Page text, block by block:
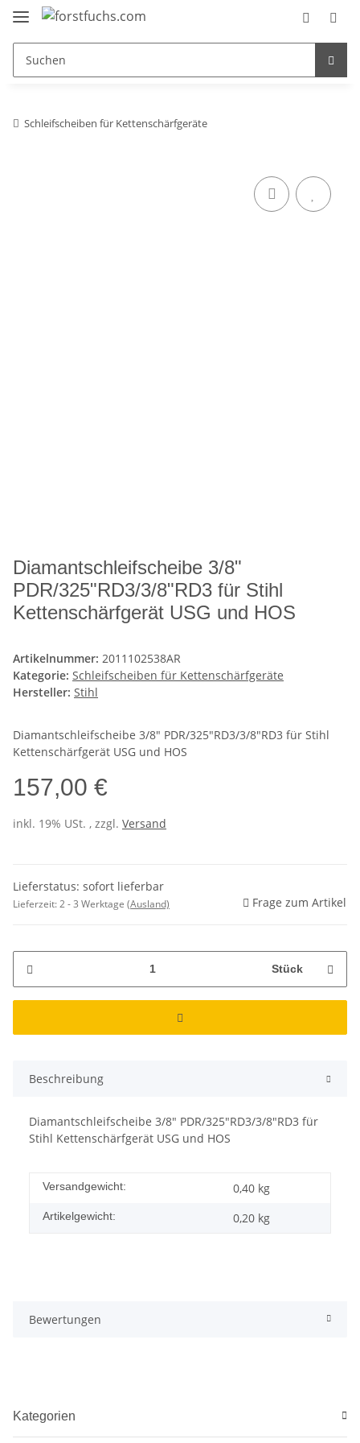
Schleifscheiben für Kettenschärfgeräte
Diamantschleifscheibe 3/8"
PDR/325"RD3/3/8"RD3 für Stihl
Kettenschärfgerät USG und HOS
Artikelnummer: 2011102538AR
Kategorie: Schleifscheiben für Kettenschärfgeräte
Hersteller: Stihl
Diamantschleifscheibe 3/8" PDR/325"RD3/3/8"RD3 für Stihl
Kettenschärfgerät USG und HOS
157,00 €
inkl. 19% USt. , zzgl. Versand
Lieferstatus: sofort lieferbar
Lieferzeit:2 - 3 Werktage (Ausland) Frage zum Artikel
Stück
Beschreibung
Diamantschleifscheibe 3/8" PDR/325"RD3/3/8"RD3 für
Stihl Kettenschärfgerät USG und HOS
Versandgewicht: 0,40 kg
Artikelgewicht: 0,20 kg
Bewertungen
Kategorien